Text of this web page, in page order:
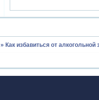
»Как избавиться от алкогольной